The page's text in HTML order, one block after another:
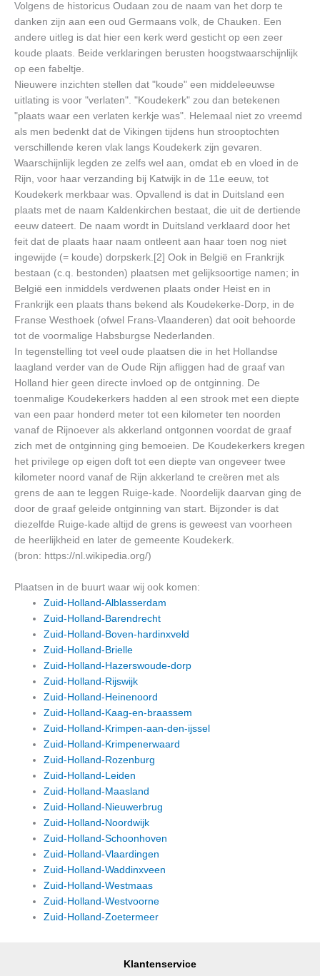
Volgens de historicus Oudaan zou de naam van het dorp te
danken zijn aan een oud Germaans volk, de Chauken. Een
andere uitleg is dat hier een kerk werd gesticht op een zeer
koude plaats. Beide verklaringen berusten hoogstwaarschijnlijk
op een fabeltje.
Nieuwere inzichten stellen dat "koude" een middeleeuwse
uitlating is voor "verlaten". "Koudekerk" zou dan betekenen
"plaats waar een verlaten kerkje was". Helemaal niet zo vreemd
als men bedenkt dat de Vikingen tijdens hun strooptochten
verschillende keren vlak langs Koudekerk zijn gevaren.
Waarschijnlijk legden ze zelfs wel aan, omdat eb en vloed in de
Rijn, voor haar verzanding bij Katwijk in de 11e eeuw, tot
Koudekerk merkbaar was. Opvallend is dat in Duitsland een
plaats met de naam Kaldenkirchen bestaat, die uit de dertiende
eeuw dateert. De naam wordt in Duitsland verklaard door het
feit dat de plaats haar naam ontleent aan haar toen nog niet
ingewijde (= koude) dorpskerk.[2] Ook in België en Frankrijk
bestaan (c.q. bestonden) plaatsen met gelijksoortige namen; in
België een inmiddels verdwenen plaats onder Heist en in
Frankrijk een plaats thans bekend als Koudekerke-Dorp, in de
Franse Westhoek (ofwel Frans-Vlaanderen) dat ooit behoorde
tot de voormalige Habsburgse Nederlanden.
In tegenstelling tot veel oude plaatsen die in het Hollandse
laagland verder van de Oude Rijn afliggen had de graaf van
Holland hier geen directe invloed op de ontginning. De
toenmalige Koudekerkers hadden al een strook met een diepte
van een paar honderd meter tot een kilometer ten noorden
vanaf de Rijnoever als akkerland ontgonnen voordat de graaf
zich met de ontginning ging bemoeien. De Koudekerkers kregen
het privilege op eigen doft tot een diepte van ongeveer twee
kilometer noord vanaf de Rijn akkerland te creëren met als
grens de aan te leggen Ruige-kade. Noordelijk daarvan ging de
door de graaf geleide ontginning van start. Bijzonder is dat
diezelfde Ruige-kade altijd de grens is geweest van voorheen
de heerlijkheid en later de gemeente Koudekerk.
(bron: https://nl.wikipedia.org/)
Plaatsen in de buurt waar wij ook komen:
Zuid-Holland-Alblasserdam
Zuid-Holland-Barendrecht
Zuid-Holland-Boven-hardinxveld
Zuid-Holland-Brielle
Zuid-Holland-Hazerswoude-dorp
Zuid-Holland-Rijswijk
Zuid-Holland-Heinenoord
Zuid-Holland-Kaag-en-braassem
Zuid-Holland-Krimpen-aan-den-ijssel
Zuid-Holland-Krimpenerwaard
Zuid-Holland-Rozenburg
Zuid-Holland-Leiden
Zuid-Holland-Maasland
Zuid-Holland-Nieuwerbrug
Zuid-Holland-Noordwijk
Zuid-Holland-Schoonhoven
Zuid-Holland-Vlaardingen
Zuid-Holland-Waddinxveen
Zuid-Holland-Westmaas
Zuid-Holland-Westvoorne
Zuid-Holland-Zoetermeer
Klantenservice